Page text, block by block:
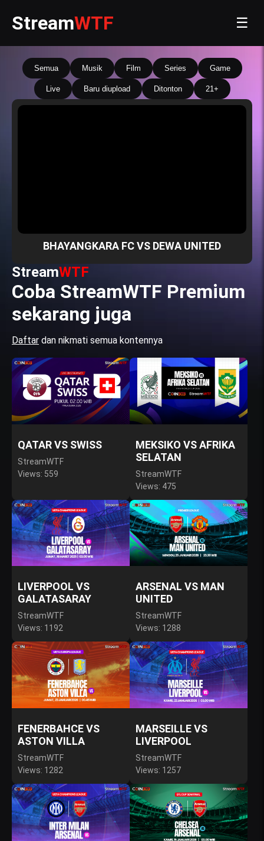
StreamWTF ☰
Semua Musik Film Series Game
Live Baru diupload Ditonton 21+
BHAYANGKARA FC VS DEWA UNITED
StreamWTF
Coba StreamWTF Premium
sekarang juga
Daftar dan nikmati semua kontennya
QATAR VS SWISS
StreamWTF
Views: 559
MEKSIKO VS AFRIKA
SELATAN
StreamWTF
Views: 475
LIVERPOOL VS
GALATASARAY
StreamWTF
Views: 1192
ARSENAL VS MAN
UNITED
StreamWTF
Views: 1288
FENERBAHCE VS
ASTON VILLA
StreamWTF
Views: 1282
MARSEILLE VS
LIVERPOOL
StreamWTF
Views: 1257